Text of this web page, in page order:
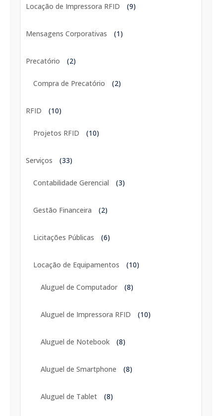
Locação de Impressora RFID (9)
Mensagens Corporativas (1)
Precatório (2)
Compra de Precatório (2)
RFID (10)
Projetos RFID (10)
Serviços (33)
Contabilidade Gerencial (3)
Gestão Financeira (2)
Licitações Públicas (6)
Locação de Equipamentos (10)
Aluguel de Computador (8)
Aluguel de Impressora RFID (10)
Aluguel de Notebook (8)
Aluguel de Smartphone (8)
Aluguel de Tablet (8)